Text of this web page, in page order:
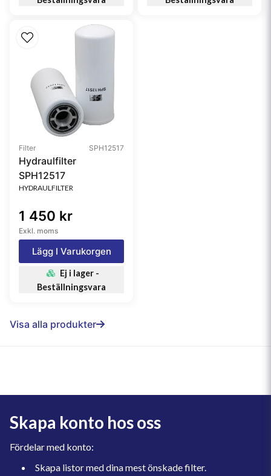
Filter SPH12517
Hydraulfilter
SPH12517
HYDRAULFILTER
1 450 kr
Exkl. moms
Lägg I Varukorgen
Ej i lager -
Beställningsvara
Visa alla produkter
Skapa konto hos oss
Fördelar med konto:
Skapa listor med dina mest önskade filter.